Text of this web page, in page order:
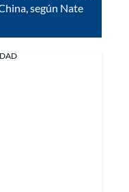
según Nate